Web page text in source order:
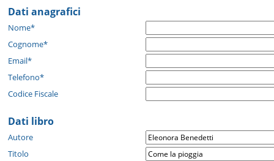
Dati anagrafici
Nome*
Cognome*
Email*
Telefono*
Codice Fiscale
Dati libro
Autore
Titolo